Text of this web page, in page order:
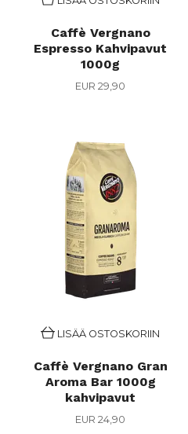
Caffè Vergnano
Espresso Kahvipavut
1000g
EUR 29,90
LISÄÄ OSTOSKORIIN
Caffè Vergnano Gran
Aroma Bar 1000g
kahvipavut
EUR 24,90